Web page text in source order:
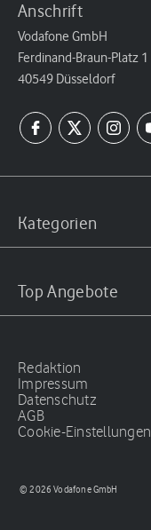
Anschrift
Vodafone GmbH
Ferdinand-Braun-Platz 1
40549 Düsseldorf
Kategorien
Top Angebote
Redaktion
Impressum
Datenschutz
AGB
Cookie-Einstellungen
© 2026 Vodafone GmbH